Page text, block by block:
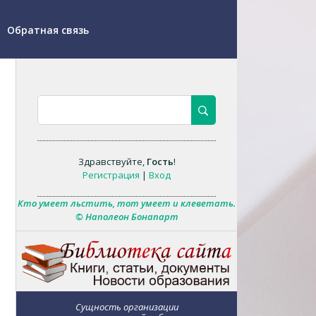
Обратная связь
Здравствуйте, Гость!
Регистрация |Вход
Кто умеет льстить, тот умеет и клеветать.
© Наполеон Бонапарт
Сущность организации